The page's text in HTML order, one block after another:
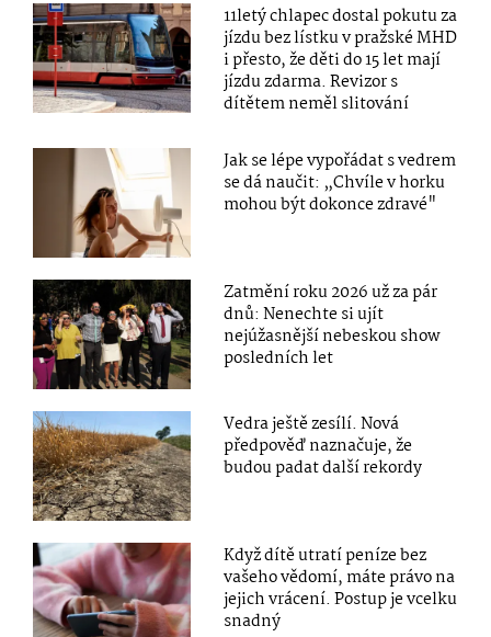
11letý chlapec dostal pokutu za
jízdu bez lístku v pražské MHD
i přesto, že děti do 15 let mají
jízdu zdarma. Revizor s
dítětem neměl slitování
Jak se lépe vypořádat s vedrem
se dá naučit: „Chvíle v horku
mohou být dokonce zdravé"
Zatmění roku 2026 už za pár
dnů: Nenechte si ujít
nejúžasnější nebeskou show
posledních let
Vedra ještě zesílí. Nová
předpověď naznačuje, že
budou padat další rekordy
Když dítě utratí peníze bez
vašeho vědomí, máte právo na
jejich vrácení. Postup je vcelku
snadný